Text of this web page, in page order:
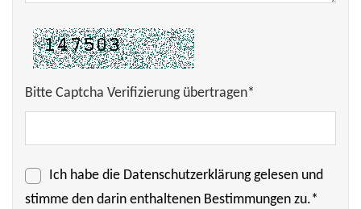
Bitte Captcha Verifizierung übertragen*
Ich habe die Datenschutzerklärunggelesen und
stimme den darin enthaltenen Bestimmungen zu.*